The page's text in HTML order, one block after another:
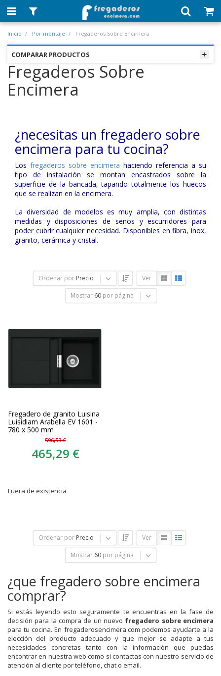
Inicio Por montaje Fregaderos Sobre Encimera
COMPARAR PRODUCTOS
Fregaderos Sobre
Encimera
¿necesitas un fregadero sobre
encimera para tu cocina?
Los fregaderos sobre encimera haciendo referencia a su
tipo de instalación se montan encastrados sobre la
superficie de la bancada, tapando totalmente los huecos
que se realizan en la encimera.
La diversidad de modelos es muy amplia, con distintas
medidas y disposiciones de senos y escurridores para
poder cubrir cualquier necesidad. Disponibles en fibra, inox,
granito, cerámica y cristal.
Ordenar por Precio Ver
Mostrar 60 por página
Fregadero de granito Luisina
Luisidiam Arabella EV 1601 -
780 x 500 mm
596,53 €
465,29 €
Fuera de existencia
Ordenar por Precio Ver
Mostrar 60 por página
¿que fregadero sobre encimera
comprar?
Si estás leyendo esto seguramente te encuentras en la fase de
decisión para la compra de un nuevo fregadero sobre encimera
para tu cocina. En fregaderosencimera.com podemos ayudarte a la
elección del producto adecuado y que mejor se adapte a tus
necesidades concretas tanto con la información que puedas
encontrar en nuestra web como si contactas con nuestro servicio de
atención al cliente por teléfono, chat o email.